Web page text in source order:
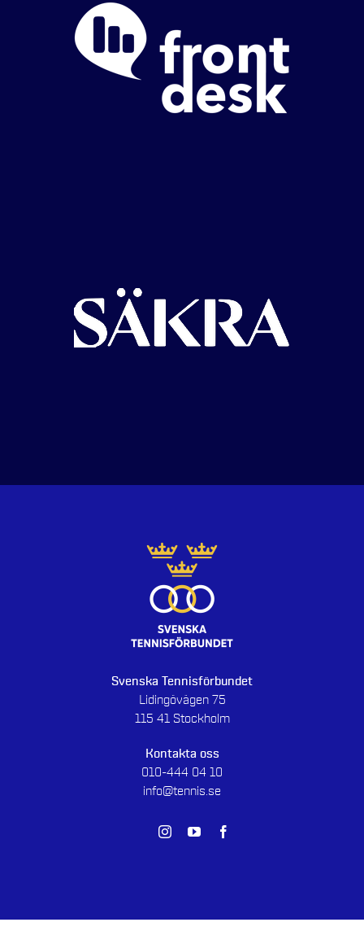
Svenska Tennisförbundet
Lidingövägen 75
115 41 Stockholm
Kontakta oss
010-444 04 10
info@tennis.se